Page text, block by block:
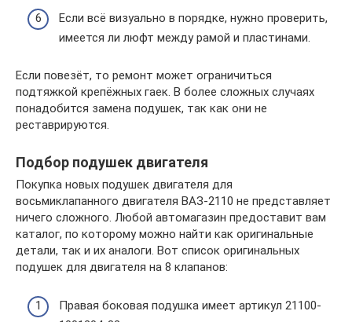
Если всё визуально в порядке, нужно проверить,
имеется ли люфт между рамой и пластинами.
Если повезёт, то ремонт может ограничиться
подтяжкой крепёжных гаек. В более сложных случаях
понадобится замена подушек, так как они не
реставрируются.
Подбор подушек двигателя
Покупка новых подушек двигателя для
восьмиклапанного двигателя ВАЗ-2110 не представляет
ничего сложного. Любой автомагазин предоставит вам
каталог, по которому можно найти как оригинальные
детали, так и их аналоги. Вот список оригинальных
подушек для двигателя на 8 клапанов:
Правая боковая подушка имеет артикул 21100-